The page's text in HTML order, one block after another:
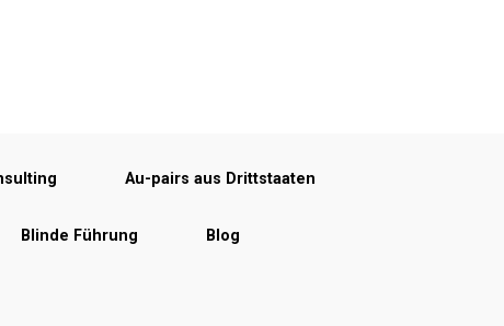
Au-pairs aus Drittstaaten
Blinde Führung Blog